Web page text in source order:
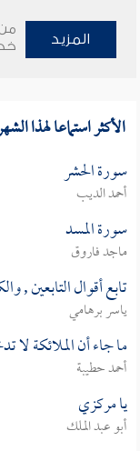
المزيد
الأكثر استماعا لهذا
سورة الحشر
أحمد الديب
سورة المسد
ماجد فاروق
تابع أقوال التابعين ,
ياسر برهامي
ما جاء أن الملائكة
أحمد حطيبة
يا مركزي
أبو عبد الملك